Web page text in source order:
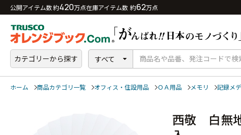
公開アイテム数 約420万点在庫アイテム数 約62万点
カテゴリーから探す すべて
ホーム 商品カテゴリ一覧 オフィス・住設用品 ＯＡ用品 メモリ 記録メ
西敬 白無